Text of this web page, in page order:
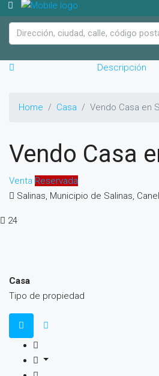
Descripción
Home Casa Vendo Casa en
Vendo Casa
Venta Reservada
Salinas, Municipio de Salinas,
24
Casa
Tipo de propiedad